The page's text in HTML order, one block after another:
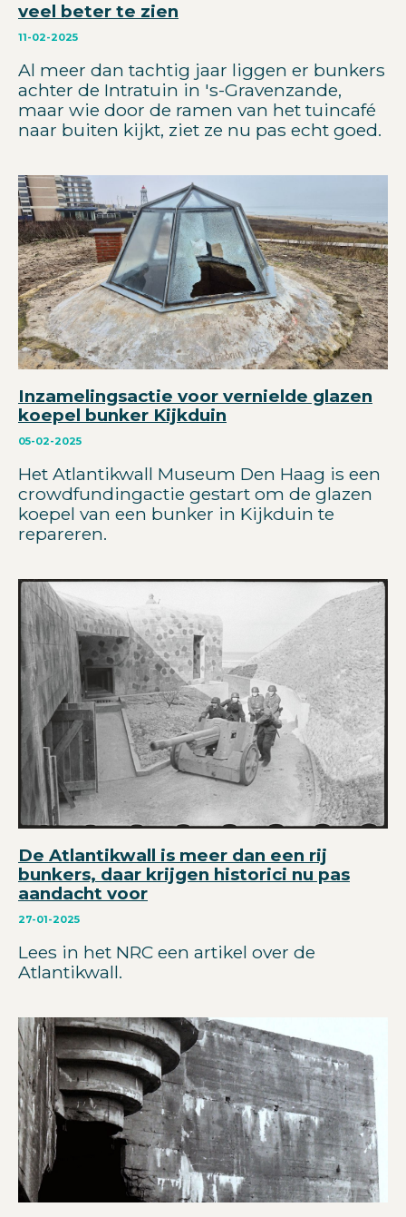
veel beter te zien
11-02-2025
Al meer dan tachtig jaar liggen er bunkers
achter de Intratuin in 's-Gravenzande,
maar wie door de ramen van het tuincafé
naar buiten kijkt, ziet ze nu pas echt goed.
Inzamelingsactie voor vernielde glazen
koepel bunker Kijkduin
05-02-2025
Het Atlantikwall Museum Den Haag is een
crowdfundingactie gestart om de glazen
koepel van een bunker in Kijkduin te
repareren.
De Atlantikwall is meer dan een rij
bunkers, daar krijgen historici nu pas
aandacht voor
27-01-2025
Lees in het NRC een artikel over de
Atlantikwall.